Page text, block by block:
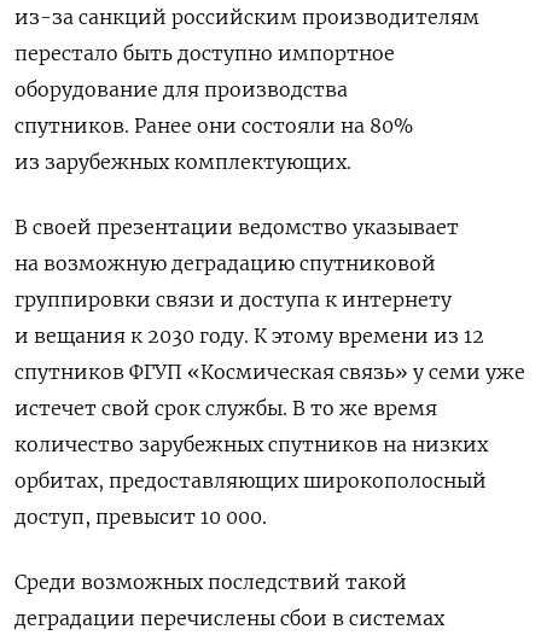
из-за санкций российским производителям
перестало быть доступно импортное
оборудование для производства
спутников. Ранее они состояли на 80%
из зарубежных комплектующих.
В своей презентации ведомство указывает
на возможную деградацию спутниковой
группировки связи и доступа к интернету
и вещания к 2030 году. К этому времени из 12
спутников ФГУП «Космическая связь» у семи уже
истечет свой срок службы. В то же время
количество зарубежных спутников на низких
орбитах, предоставляющих широкополосный
доступ, превысит 10 000.
Среди возможных последствий такой
деградации перечислены сбои в системах